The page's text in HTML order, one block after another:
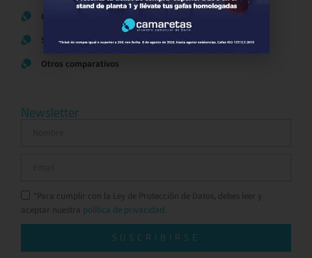
Ocio y Restauración
Servicios
Otros comparativos
Newsletter
*Para cumplir con la Ley de Protección de Datos, debes leer y
aceptar nuestra política de privacidad.
SUSCRIBIRSE